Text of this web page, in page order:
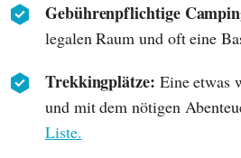
Gebührenpflichtige
legalen Raum und oft eine
Trekkingplätze: Eine etwas
und mit dem nötigen
Liste.